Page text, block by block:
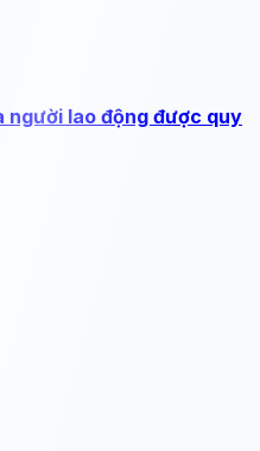
người lao động được quy